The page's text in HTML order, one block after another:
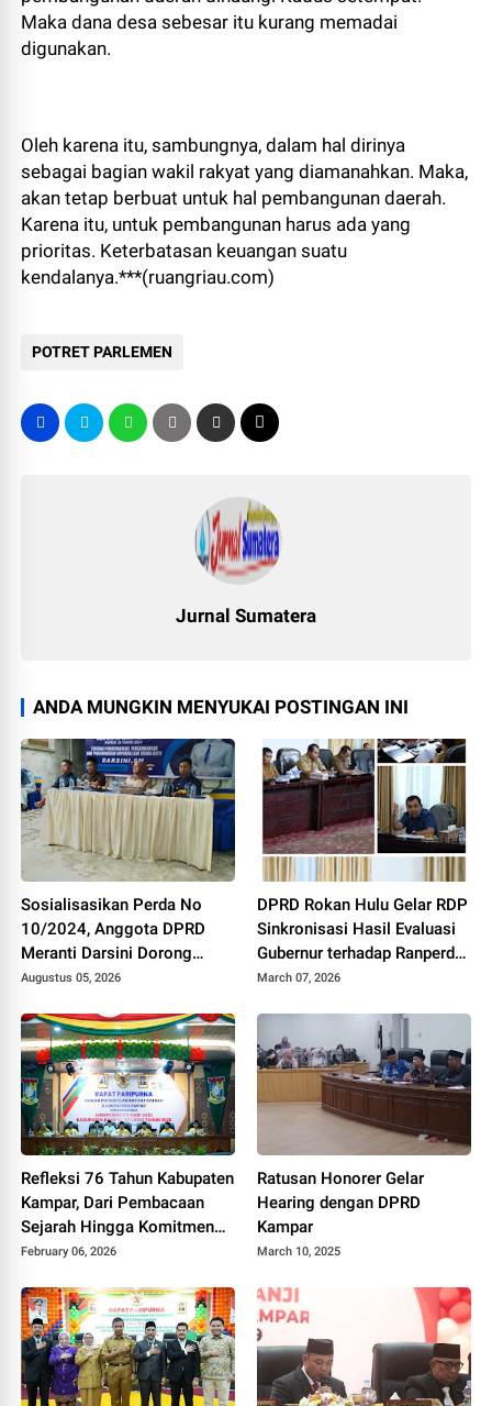
Maka dana desa sebesar itu kurang memadai
digunakan.
Oleh karena itu, sambungnya, dalam hal dirinya
sebagai bagian wakil rakyat yang diamanahkan. Maka,
akan tetap berbuat untuk hal pembangunan daerah.
Karena itu, untuk pembangunan harus ada yang
prioritas. Keterbatasan keuangan suatu
kendalanya.***(ruangriau.com)
POTRET PARLEMEN
Jurnal Sumatera
ANDA MUNGKIN MENYUKAI POSTINGAN INI
Sosialisasikan Perda No
10/2024, Anggota DPRD
Meranti Darsini Dorong
Penguatan Koperasi dan
Augustus 05, 2026
DPRD Rokan Hulu Gelar RDP
Sinkronisasi Hasil Evaluasi
Gubernur terhadap Ranperda
APBD 2026
March 07, 2026
Refleksi 76 Tahun Kabupaten
Kampar, Dari Pembacaan
Sejarah Hingga Komitmen
Tata Kelola Pemerintahan
February 06, 2026
Ratusan Honorer Gelar
Hearing dengan DPRD
Kampar
March 10, 2025